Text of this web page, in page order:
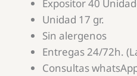
Expositor 40
Unidad 17 gr.
Sin alergenos
Entregas 24/72h.
Consultas